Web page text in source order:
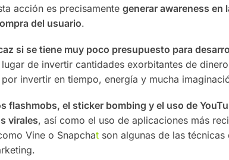
acción es precisamente generar awareness en
del usuario.
si se tiene muy poco presupuesto para
de invertir cantidades exorbitantes de
invertir en tiempo, energía y mucha
flashmobs, el sticker bombing y el uso de
virales, así como el uso de aplicaciones más
Vine o Snapchatson algunas de las técnicas